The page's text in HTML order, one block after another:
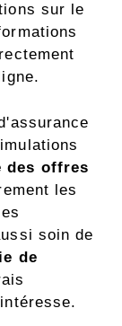
sur le
des offres
les
soin de
de